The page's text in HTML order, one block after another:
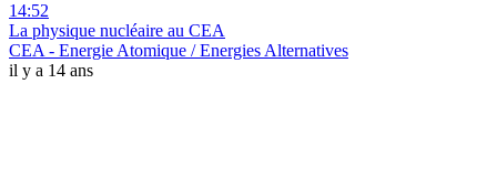
14:52
La physique nucléaire au CEA
CEA - Energie Atomique / Energies Alternatives
il y a 14 ans